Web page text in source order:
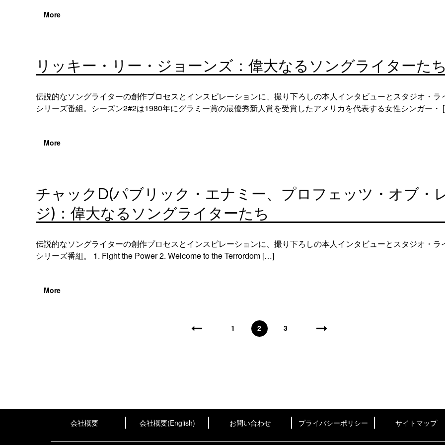
More
リッキー・リー・ジョーンズ：偉大なるソングライターたち
伝説的なソングライターの創作プロセスとインスピレーションに、撮り下ろしの本人インタビューとスタジオ・ラ
シリーズ番組。シーズン2#2は1980年にグラミー賞の最優秀新人賞を受賞したアメリカを代表する女性シンガー
More
チャックD(パブリック・エナミー、プロフェッツ・オブ・
ジ)：偉大なるソングライターたち
伝説的なソングライターの創作プロセスとインスピレーションに、撮り下ろしの本人インタビューとスタジオ・ラ
シリーズ番組。 1. Fight the Power 2. Welcome to the Terrordom […]
More
1 2 3
会社概要 会社概要(English) お問い合わせ プライバシーポリシー サイトマップ